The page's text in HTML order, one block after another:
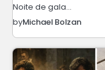
Noite de gala…
byMichael Bolzan